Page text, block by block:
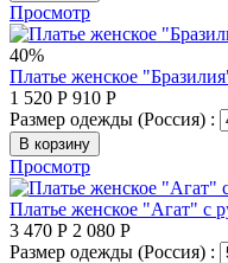
Просмотр
40%
Платье женское
1 520 Р 910 Р
Размер одежды (Россия) :
В корзину
Просмотр
Платье женское "Агат" с
3 470 Р 2 080 Р
Размер одежды (Россия) :